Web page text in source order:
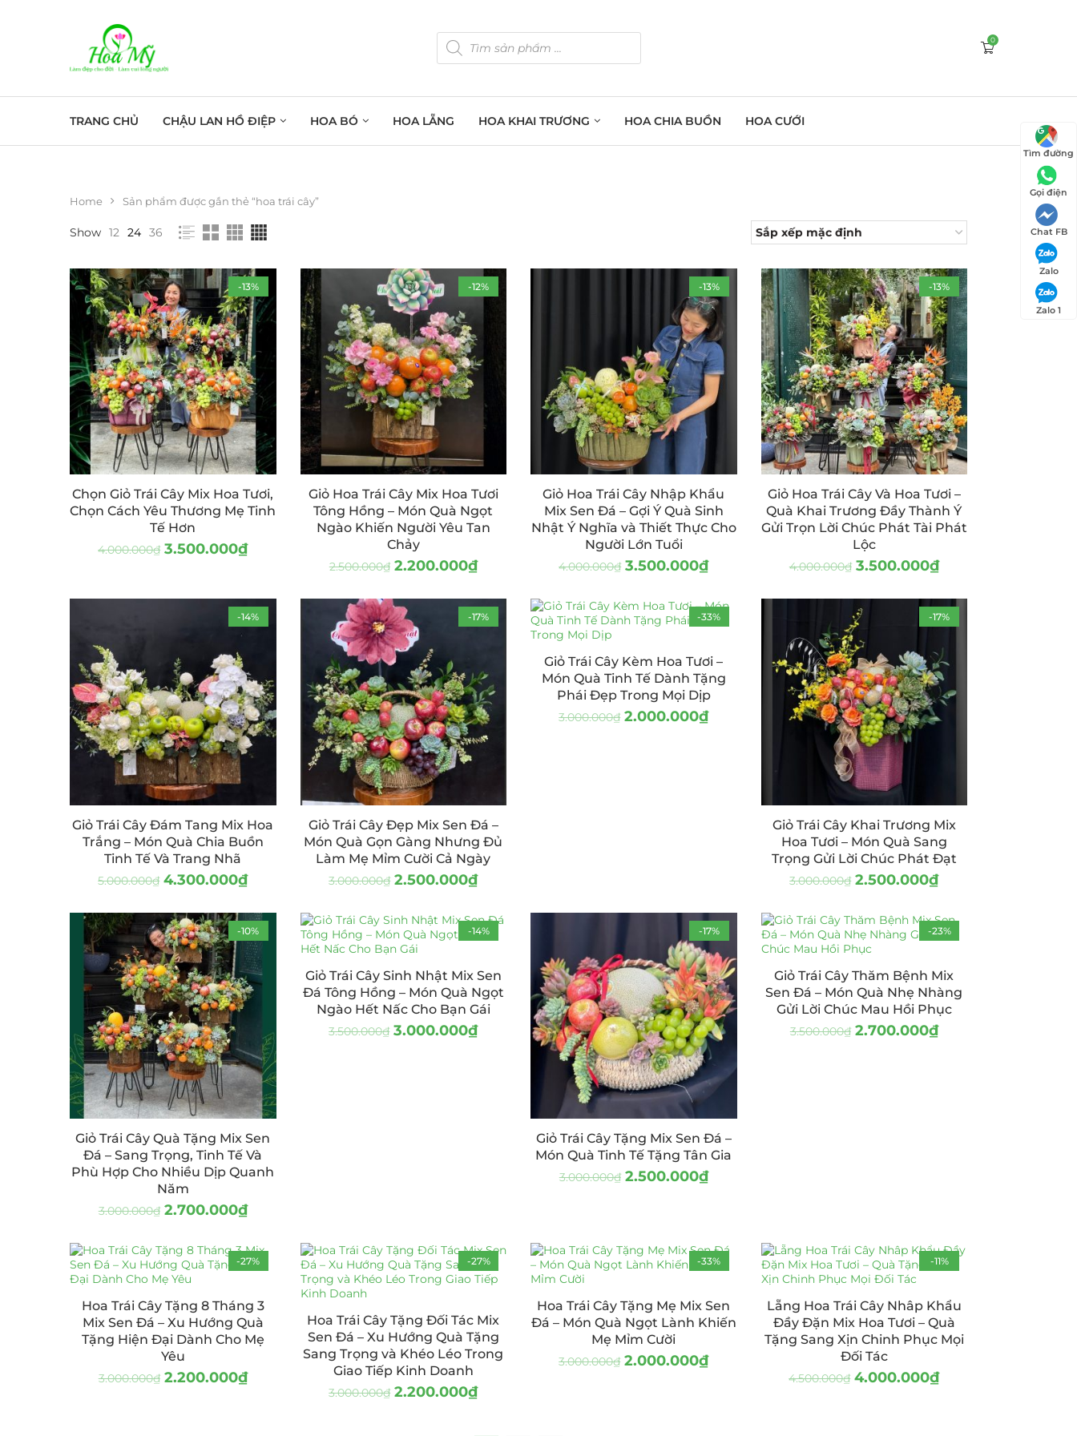
0
TRANG CHỦ CHẬU LAN HỒ ĐIỆP HOA BÓ HOA LẴNG HOA KHAI TRƯƠNG HOA CHIA BUỒN HOA CƯỚI
Home Sản phẩm được gắn thẻ “hoa trái cây”
Show 12 24 36
-13%
Chọn Giỏ Trái Cây Mix Hoa Tươi,
Chọn Cách Yêu Thương Mẹ Tinh
Tế Hơn
4.000.000₫ 3.500.000₫
-12%
Giỏ Hoa Trái Cây Mix Hoa Tươi
Tông Hồng – Món Quà Ngọt
Ngào Khiến Người Yêu Tan
Chảy
2.500.000₫ 2.200.000₫
-13%
Giỏ Hoa Trái Cây Nhập Khẩu
Mix Sen Đá – Gợi Ý Quà Sinh
Nhật Ý Nghĩa và Thiết Thực Cho
Người Lớn Tuổi
4.000.000₫ 3.500.000₫
-13%
Giỏ Hoa Trái Cây Và Hoa Tươi –
Quà Khai Trương Đầy Thành Ý
Gửi Trọn Lời Chúc Phát Tài Phát
Lộc
4.000.000₫ 3.500.000₫
-14%
Giỏ Trái Cây Đám Tang Mix Hoa
Trắng – Món Quà Chia Buồn
Tinh Tế Và Trang Nhã
5.000.000₫ 4.300.000₫
-17%
Giỏ Trái Cây Đẹp Mix Sen Đá –
Món Quà Gọn Gàng Nhưng Đủ
Làm Mẹ Mỉm Cười Cả Ngày
3.000.000₫ 2.500.000₫
-33%
Giỏ Trái Cây Kèm Hoa Tươi –
Món Quà Tinh Tế Dành Tặng
Phái Đẹp Trong Mọi Dịp
3.000.000₫ 2.000.000₫
-17%
Giỏ Trái Cây Khai Trương Mix
Hoa Tươi – Món Quà Sang
Trọng Gửi Lời Chúc Phát Đạt
3.000.000₫ 2.500.000₫
-10%
Giỏ Trái Cây Quà Tặng Mix Sen
Đá – Sang Trọng, Tinh Tế Và
Phù Hợp Cho Nhiều Dịp Quanh
Năm
3.000.000₫ 2.700.000₫
-14%
Giỏ Trái Cây Sinh Nhật Mix Sen
Đá Tông Hồng – Món Quà Ngọt
Ngào Hết Nấc Cho Bạn Gái
3.500.000₫ 3.000.000₫
-17%
Giỏ Trái Cây Tặng Mix Sen Đá –
Món Quà Tinh Tế Tặng Tân Gia
3.000.000₫ 2.500.000₫
-23%
Giỏ Trái Cây Thăm Bệnh Mix
Sen Đá – Món Quà Nhẹ Nhàng
Gửi Lời Chúc Mau Hồi Phục
3.500.000₫ 2.700.000₫
-27%
Hoa Trái Cây Tặng 8 Tháng 3
Mix Sen Đá – Xu Hướng Quà
Tặng Hiện Đại Dành Cho Mẹ
Yêu
3.000.000₫ 2.200.000₫
-27%
Hoa Trái Cây Tặng Đối Tác Mix
Sen Đá – Xu Hướng Quà Tặng
Sang Trọng và Khéo Léo Trong
Giao Tiếp Kinh Doanh
3.000.000₫ 2.200.000₫
-33%
Hoa Trái Cây Tặng Mẹ Mix Sen
Đá – Món Quà Ngọt Lành Khiến
Mẹ Mỉm Cười
3.000.000₫ 2.000.000₫
-11%
Lẵng Hoa Trái Cây Nhâp Khẩu
Đầy Đặn Mix Hoa Tươi – Quà
Tặng Sang Xịn Chinh Phục Mọi
Đối Tác
4.500.000₫ 4.000.000₫
Tìm đường
Gọi điện
Chat FB
Zalo
Zalo 1